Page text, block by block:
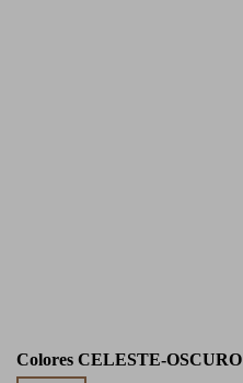
Colores CELESTE-OSCURO